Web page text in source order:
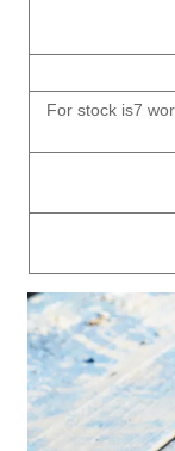
For stock is7